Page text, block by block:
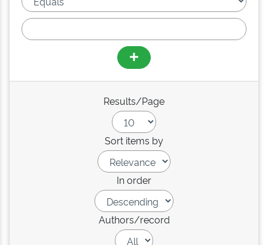
Results/Page
Sort items by
In order
Authors/record